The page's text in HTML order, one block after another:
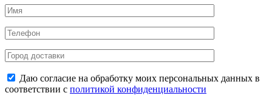
Даю согласие на обработку моих персональных данных в
соответствии с политикой конфиденциальности